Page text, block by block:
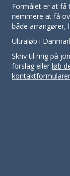
Formålet er at få
nemmere at få
både arrangører,
Ultraløb i
Skriv til mig på
forslag eller løb